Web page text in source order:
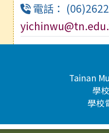
電話：
Tainan
學
學校